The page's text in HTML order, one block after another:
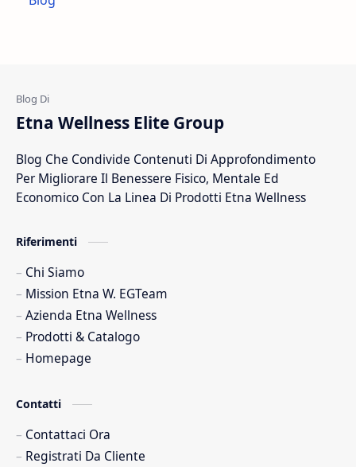
Digestione
Estratto Di Ulivo Fibre Naturali
Fico D India Integratore Foglie Di Olivo
Integratore Per Il Sonno Integratori Alimentari
Etna Wellness Elite Group
Blog Che Condivide Contenuti Di Approfondimento
Per Migliorare Il Benessere Fisico, Mentale Ed
Economico Con La Linea Di Prodotti Etna Wellness
Riferimenti
Chi Siamo
Mission Etna W. EGTeam
Azienda Etna Wellness
Prodotti & Catalogo
Homepage
Contatti
Contattaci Ora
Registrati Da Cliente